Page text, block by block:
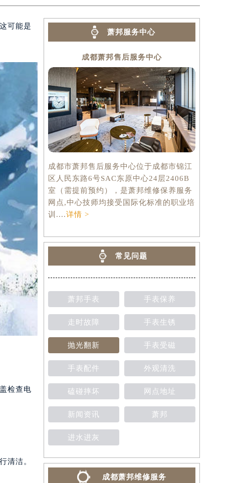
可能是
检查电
清洁。
萧邦服务中心
成都萧邦售后服务中心
成都市萧邦售后服务中心位于成都市锦江
区人民东路6号SAC东原中心24层2406B
室（需提前预约），是萧邦维修保养服务
网点,中心技师均接受国际化标准的职业培
训....详情 >
常见问题
萧邦手表 手表保养
走时故障 手表生锈
抛光翻新 手表受磁
手表配件 外观清洗
磕碰摔坏 网点地址
新闻资讯 萧邦
进水进灰
成都萧邦维修服务